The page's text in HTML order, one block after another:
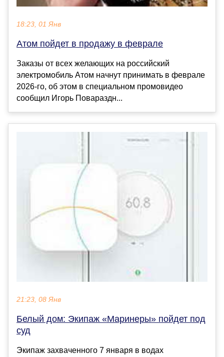
18:23, 01 Янв
Атом пойдет в продажу в феврале
Заказы от всех желающих на российский
электромобиль Атом начнут принимать в феврале
2026-го, об этом в специальном промовидео
сообщил Игорь Повараздн...
21:23, 08 Янв
Белый дом: Экипаж «Маринеры» пойдет под
суд
Экипаж захваченного 7 января в водах